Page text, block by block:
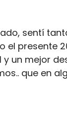
sentí
presente
un mejor
que en